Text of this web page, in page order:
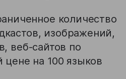
количество
изображений,
веб-сайтов по
цене на 100 языков